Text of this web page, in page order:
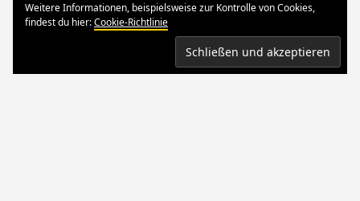
Der große Tag ist da.
Weitere Informationen, beispielsweise zur Kontrolle von Cookies,
findest du hier:Cookie-Richtlinie